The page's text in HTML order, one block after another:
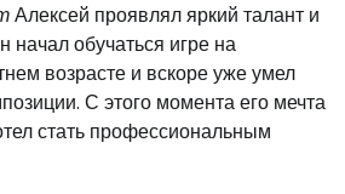
Алексей проявлял яркий талант и
начал обучаться игре на
возрасте и вскоре уже умел
С этого момента его мечта
стать профессиональным